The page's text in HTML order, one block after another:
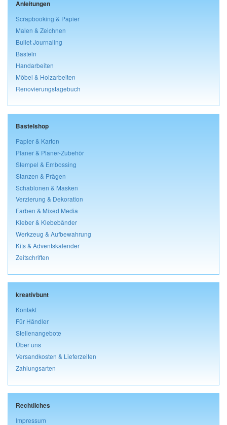
Anleitungen
Scrapbooking & Papier
Malen & Zeichnen
Bullet Journaling
Basteln
Handarbeiten
Möbel & Holzarbeiten
Renovierungstagebuch
Bastelshop
Papier & Karton
Planer & Planer-Zubehör
Stempel & Embossing
Stanzen & Prägen
Schablonen & Masken
Verzierung & Dekoration
Farben & Mixed Media
Kleber & Klebebänder
Werkzeug & Aufbewahrung
Kits & Adventskalender
Zeitschriften
kreativbunt
Kontakt
Für Händler
Stellenangebote
Über uns
Versandkosten & Lieferzeiten
Zahlungsarten
Rechtliches
Impressum